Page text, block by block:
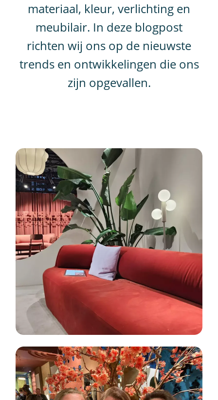
materiaal, kleur, verlichting en
meubilair. In deze blogpost
richten wij ons op de nieuwste
trends en ontwikkelingen die ons
zijn opgevallen.